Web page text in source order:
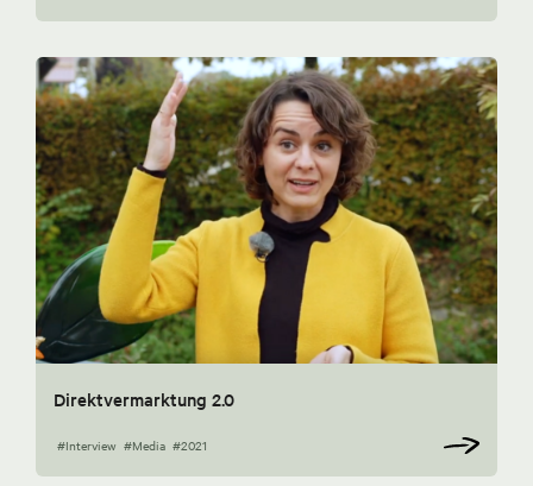
Direktvermarktung 2.0
#Interview #Media #2021